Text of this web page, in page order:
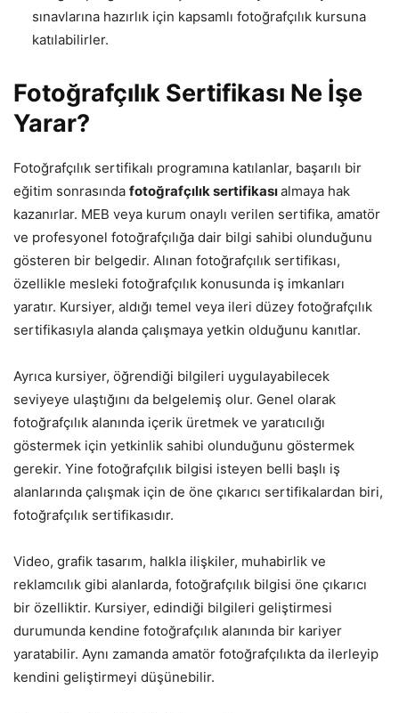
sınavlarına hazırlık için kapsamlı fotoğrafçılık kursuna
katılabilirler.
Fotoğrafçılık Sertifikası Ne İşe
Yarar?
Fotoğrafçılık sertifikalı programına katılanlar, başarılı bir
eğitim sonrasında fotoğrafçılık sertifikasıalmaya hak
kazanırlar. MEB veya kurum onaylı verilen sertifika, amatör
ve profesyonel fotoğrafçılığa dair bilgi sahibi olunduğunu
gösteren bir belgedir. Alınan fotoğrafçılık sertifikası,
özellikle mesleki fotoğrafçılık konusunda iş imkanları
yaratır. Kursiyer, aldığı temel veya ileri düzey fotoğrafçılık
sertifikasıyla alanda çalışmaya yetkin olduğunu kanıtlar.
Ayrıca kursiyer, öğrendiği bilgileri uygulayabilecek
seviyeye ulaştığını da belgelemiş olur. Genel olarak
fotoğrafçılık alanında içerik üretmek ve yaratıcılığı
göstermek için yetkinlik sahibi olunduğunu göstermek
gerekir. Yine fotoğrafçılık bilgisi isteyen belli başlı iş
alanlarında çalışmak için de öne çıkarıcı sertifikalardan biri,
fotoğrafçılık sertifikasıdır.
Video, grafik tasarım, halkla ilişkiler, muhabirlik ve
reklamcılık gibi alanlarda, fotoğrafçılık bilgisi öne çıkarıcı
bir özelliktir. Kursiyer, edindiği bilgileri geliştirmesi
durumunda kendine fotoğrafçılık alanında bir kariyer
yaratabilir. Aynı zamanda amatör fotoğrafçılıkta da ilerleyip
kendini geliştirmeyi düşünebilir.